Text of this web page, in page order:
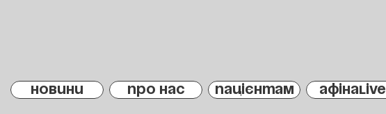
НОВИНИ ПРО НАС ПАЦІЄНТАМ АфінаLIVE